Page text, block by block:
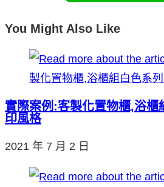
You Might Also Like
實際案例:客製化置物櫃,浴櫃
印風格
2021 年 7 月 2 日